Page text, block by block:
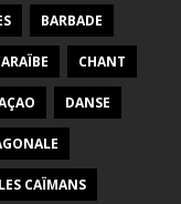
BARBADE
CHANT
DANSE
CAÏMANS